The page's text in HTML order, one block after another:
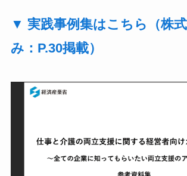
▼ 実践事例集はこちら（株
み：P.30掲載）